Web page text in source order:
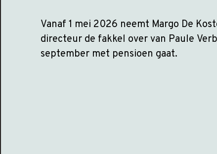
Vanaf 1 mei 2026 neemt Margo De
directeur de fakkel over van Paule
september met pensioen gaat.